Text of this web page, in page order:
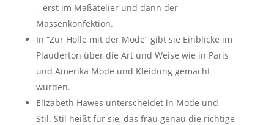
– erst im Maßatelier und dann der
Massenkonfektion.
In “Zur Hölle mit der Mode” gibt sie Einblicke im
Plauderton über die Art und Weise wie in Paris
und Amerika Mode und Kleidung gemacht
wurden.
Elizabeth Hawes unterscheidet in Mode und
Stil. Stil heißt für sie, das frau genau die richtige